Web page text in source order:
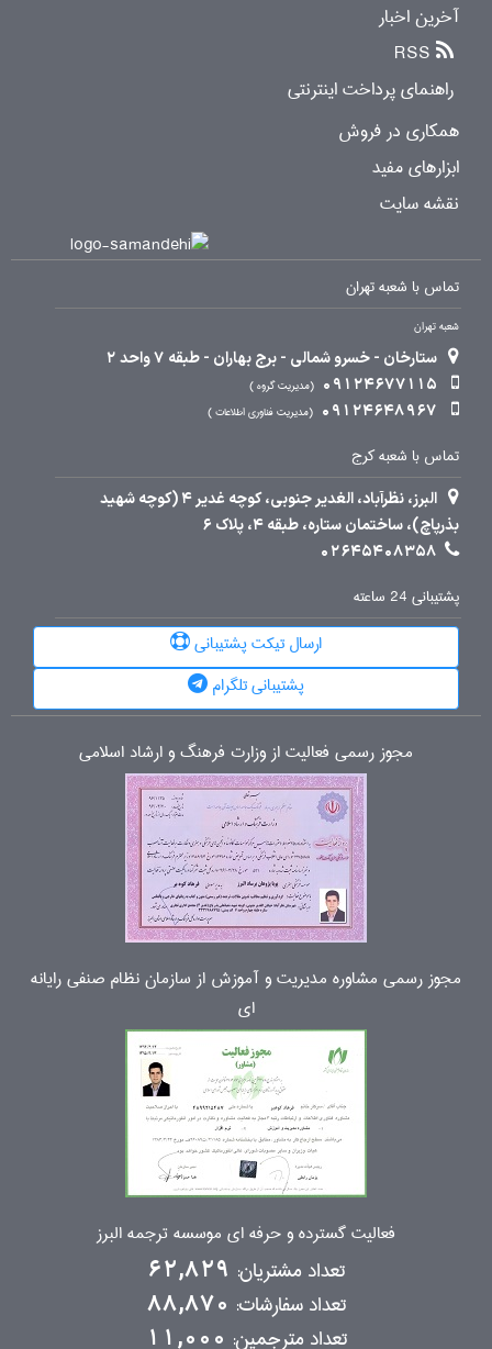
آخرین اخبار
RSS
راهنمای پرداخت اینترنتی
همکاری در فروش
ابزارهای مفید
نقشه سایت
تماس با شعبه تهران
شعبه تهران
ستارخان - خسرو شمالی - برج بهاران - طبقه 7 واحد 2
09124677115
مدیریت گروه
09124648967 مدیریت فناوری اطلاعات
تماس با شعبه کرج
البرز، نظرآباد، الغدیر جنوبی، کوچه غدیر 4 (کوچه شهید
بذرپاچ)، ساختمان ستاره، طبقه 4، پلاک 6
02645408358
پشتیبانی 24 ساعته
ارسال تیکت پشتیبانی
پشتیبانی تلگرام
مجوز رسمی فعالیت از وزارت فرهنگ و ارشاد اسلامی
مجوز رسمی مشاوره مدیریت و آموزش از سازمان نظام صنفی رایانه
ای
فعالیت گسترده و حرفه ای موسسه ترجمه البرز
تعداد مشتریان: 62,829
تعداد سفارشات: 88,870
تعداد مترجمین: 11,000